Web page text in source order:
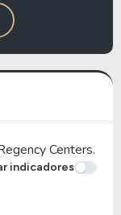
Centers.
indicadores